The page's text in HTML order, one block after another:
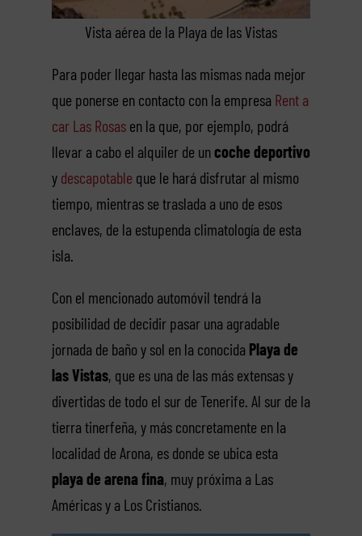
Vista aérea de la Playa de las Vistas
Para poder llegar hasta las mismas nada mejor
que ponerse en contacto con la empresa Rent a
car Las Rosasen la que, por ejemplo, podrá
llevar a cabo el alquiler de uncoche deportivo
y descapotable que le hará disfrutar al mismo
tiempo, mientras se traslada a uno de esos
enclaves, de la estupenda climatología de esta
isla.
Con el mencionado automóvil tendrá la
posibilidad de decidir pasar una agradable
jornada de baño y sol en la conocida Playa de
las Vistas, que es una de las más extensas y
divertidas de todo el sur de Tenerife. Al sur de la
tierra tinerfeña, y más concretamente en la
localidad de Arona, es donde se ubica esta
playa de arena fina, muy próxima a Las
Américas y a Los Cristianos.